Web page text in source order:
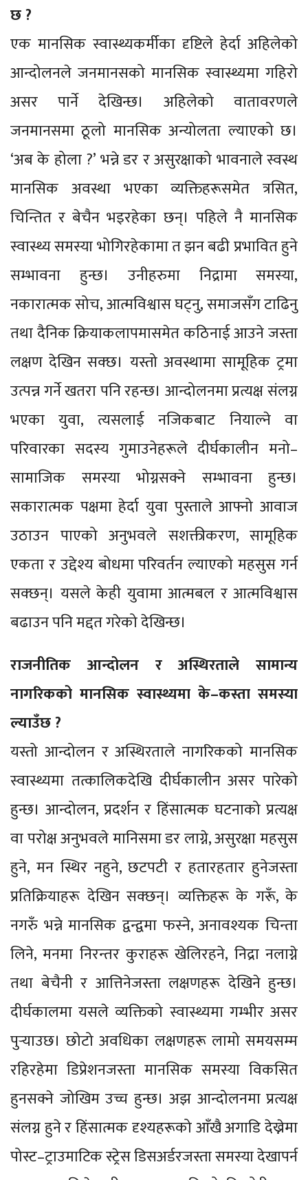
छ ?
एक मानसिक स्वास्थ्यकर्मीका दृष्टिले हेर्दा अहिलेको
आन्दोलनले जनमानसको मानसिक स्वास्थ्यमा गहिरो
असर पार्ने देखिन्छ। अहिलेको वातावरणले
जनमानसमा ठूलो मानसिक अन्योलता ल्याएको छ।
‘अब के होला ?’ भन्ने डर र असुरक्षाको भावनाले स्वस्थ
मानसिक अवस्था भएका व्यक्तिहरूसमेत त्रसित,
चिन्तित र बेचैन भइरहेका छन्। पहिले नै मानसिक
स्वास्थ्य समस्या भोगिरहेकामा त झन बढी प्रभावित हुने
सम्भावना हुन्छ। उनीहरुमा निद्रामा समस्या,
नकारात्मक सोच, आत्मविश्वास घट्नु, समाजसँग टाढिनु
तथा दैनिक क्रियाकलापमासमेत कठिनाई आउने जस्ता
लक्षण देखिन सक्छ। यस्तो अवस्थामा सामूहिक ट्रमा
उत्पन्न गर्ने खतरा पनि रहन्छ। आन्दोलनमा प्रत्यक्ष संलग्न
भएका युवा, त्यसलाई नजिकबाट नियाल्ने वा
परिवारका सदस्य गुमाउनेहरूले दीर्घकालीन मनो–
सामाजिक समस्या भोग्नसक्ने सम्भावना हुन्छ।
सकारात्मक पक्षमा हेर्दा युवा पुस्ताले आफ्नो आवाज
उठाउन पाएको अनुभवले सशक्तीकरण, सामूहिक
एकता र उद्देश्य बोधमा परिवर्तन ल्याएको महसुस गर्न
सक्छन्। यसले केही युवामा आत्मबल र आत्मविश्वास
बढाउन पनि मद्दत गरेको देखिन्छ।
राजनीतिक आन्दोलन र अस्थिरताले सामान्य
नागरिकको मानसिक स्वास्थ्यमा के–कस्ता समस्या
ल्याउँछ ?
यस्तो आन्दोलन र अस्थिरताले नागरिकको मानसिक
स्वास्थ्यमा तत्कालिकदेखि दीर्घकालीन असर पारेको
हुन्छ। आन्दोलन, प्रदर्शन र हिंसात्मक घटनाको प्रत्यक्ष
वा परोक्ष अनुभवले मानिसमा डर लाग्ने, असुरक्षा महसुस
हुने, मन स्थिर नहुने, छटपटी र हतारहतार हुनेजस्ता
प्रतिक्रियाहरू देखिन सक्छन्। व्यक्तिहरू के गरूँ, के
नगरुँ भन्ने मानसिक द्वन्द्वमा फस्ने, अनावश्यक चिन्ता
लिने, मनमा निरन्तर कुराहरू खेलिरहने, निद्रा नलाग्ने
तथा बेचैनी र आत्तिनेजस्ता लक्षणहरू देखिने हुन्छ।
दीर्घकालमा यसले व्यक्तिको स्वास्थ्यमा गम्भीर असर
पुर्‍याउछ। छोटो अवधिका लक्षणहरू लामो समयसम्म
रहिरहेमा डिप्रेशनजस्ता मानसिक समस्या विकसित
हुनसक्ने जोखिम उच्च हुन्छ। अझ आन्दोलनमा प्रत्यक्ष
संलग्न हुने र हिंसात्मक दृश्यहरूको आँखै अगाडि देख्नेमा
पोस्ट–ट्राउमाटिक स्ट्रेस डिसअर्डरजस्ता समस्या देखापर्न